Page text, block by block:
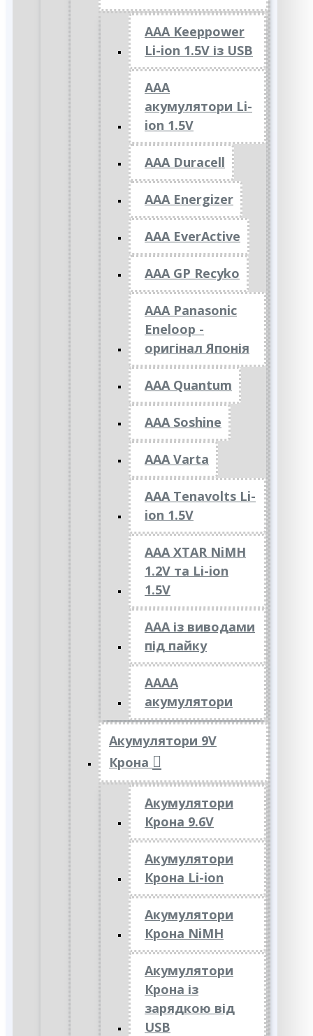
AAA Keeppower
Li-ion 1.5V із USB
ААА
акумулятори Li-
ion 1.5V
AAA Duracell
AAA Energizer
AAA EverActive
AAA GP Recyko
AAA Panasonic
Eneloop -
оригінал Японія
AAA Quantum
AAA Soshine
AAA Varta
AAA Tenavolts Li-
ion 1.5V
AAA XTAR NiMH
1.2V та Li-ion
1.5V
ААА із виводами
під пайку
АААА
акумулятори
Акумулятори 9V
Крона
Акумулятори
Крона 9.6V
Акумулятори
Крона Li-ion
Акумулятори
Крона NiMH
Акумулятори
Крона із
зарядкою від
USB